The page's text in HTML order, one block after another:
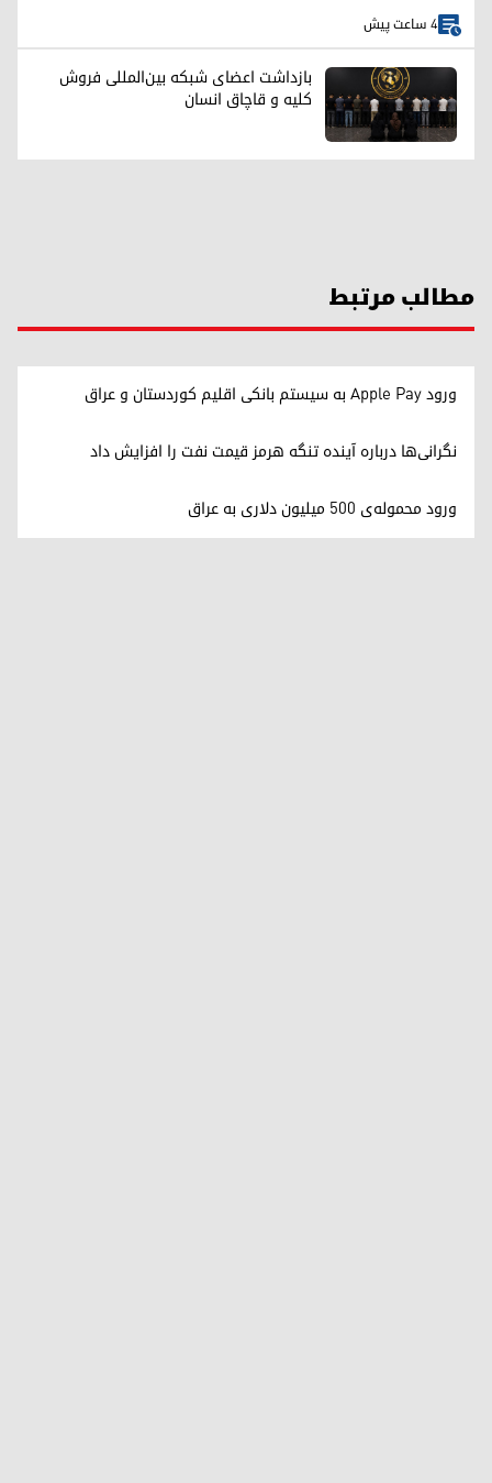
4 ساعت پیش
بازداشت اعضای شبکه بین‌المللی فروش
کلیه و قاچاق انسان
مطالب مرتبط
ورود Apple Pay به سیستم بانکی اقلیم کوردستان و عراق
نگرانی‌ها درباره آینده تنگه هرمز قیمت نفت را افزایش داد
ورود محموله‌ی ۵۰۰ میلیون دلاری به عراق